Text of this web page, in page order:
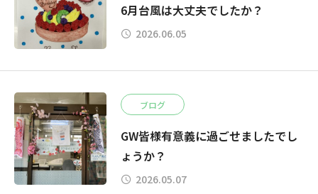
6月台風は大丈夫でしたか？
2026.06.05
ブログ
GW皆様有意義に過ごせましたでし
ょうか？
2026.05.07